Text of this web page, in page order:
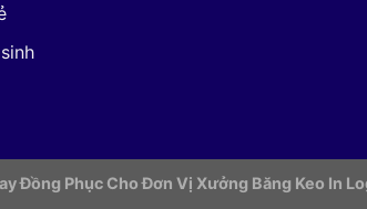
Đồng Phục Cho Đơn Vị Xưởng Băng Keo In